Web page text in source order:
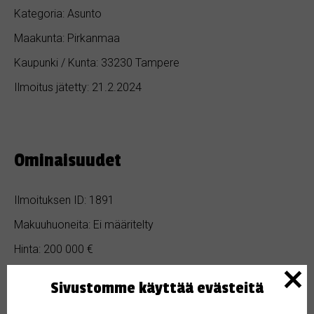
Kategoria: Asunto
Maakunta: Pirkanmaa
Kaupunki / Kunta: 33230 Tampere
Ilmoitus jätetty: 21.2.2024
Ominaisuudet
Ilmoituksen ID: 1891
Makuuhuoneita: Ei määritelty
Hinta: 200 000 €
Sivustomme käyttää evästeitä